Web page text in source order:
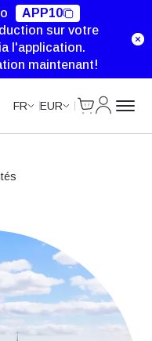
APP10
sur votre
l'application.
maintenant!
FR EUR
Unlimited Data
Unlimited Data
Unlimited Data
Unlimited Data